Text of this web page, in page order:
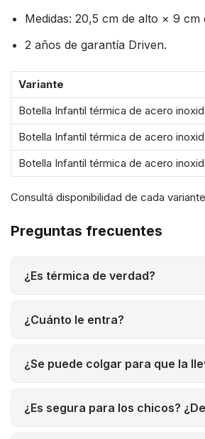
Medidas: 20,5 cm de alto × 9 cm
2 años de garantía Driven.
Variante
Botella Infantil térmica de acero
Botella Infantil térmica de acero
Botella Infantil térmica de acero
Consultá disponibilidad de cada
Preguntas frecuentes
¿Es térmica de verdad?
¿Cuánto le entra?
¿Se puede colgar para que la
¿Es segura para los chicos?